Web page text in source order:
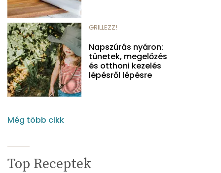
GRILLEZZ!
Napszúrás nyáron:
tünetek, megelőzés
és otthoni kezelés
lépésről lépésre
Még több cikk
Top Receptek